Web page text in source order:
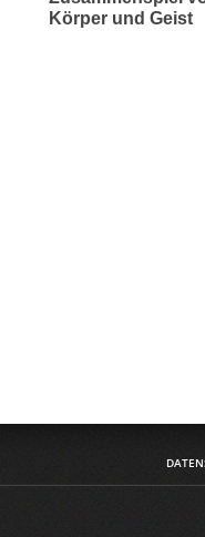
Körper und Geist